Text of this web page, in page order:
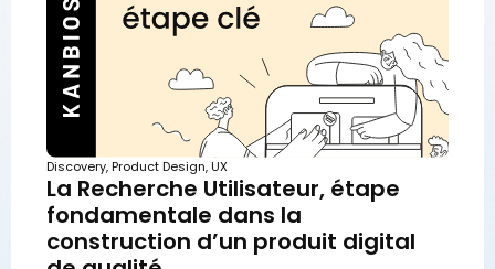
Discovery, Product Design, UX
La Recherche Utilisateur, étape
fondamentale dans la
construction d’un produit digital